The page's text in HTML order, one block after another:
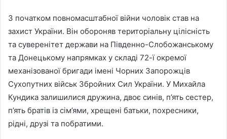
З початком повномасштабної війни чоловік став на
захист України. Він обороняв територіальну цілісність
та суверенітет держави на Південно-Слобожанському
та Донецькому напрямках у складі 72-ї окремої
механізованої бригади імені Чорних Запорожців
Сухопутних військ Збройних Сил України. У Михайла
Кундика залишилися дружина, двоє синів, п’ять сестер,
п’ять братів із сім’ями, хрещені батьки, похресники,
рідні, друзі та побратими.